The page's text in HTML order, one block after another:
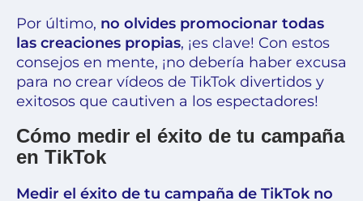
Por último, no olvides promocionar todas
las creaciones propias, ¡es clave! Con estos
consejos en mente, ¡no debería haber excusa
para no crear vídeos de TikTok divertidos y
exitosos que cautiven a los espectadores!
Cómo medir el éxito de tu campaña
en TikTok
Medir el éxito de tu campaña de TikTok no